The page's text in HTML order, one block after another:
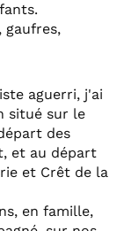
gaufres,
aguerri, j'ai
situé sur le
des
et au départ
et Crêt de la
en famille,